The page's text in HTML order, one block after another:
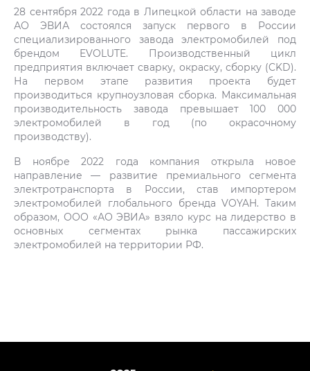
28 сентября 2022 года в Липецкой области на заводе
АО ЭВИА состоялся запуск первого в России
специализированного завода электромобилей под
брендом EVOLUTE. Производственный цикл
предприятия включает сварку, окраску, сборку (CKD).
На первом этапе развития проекта будет
производиться крупноузловая сборка. Максимальная
производительность завода превышает 100 000
электромобилей в год (по окрасочному
производству).
В ноябре 2022 года компания открыла новое
направление — развитие премиального сегмента
электротранспорта в России, став импортером
электромобилей глобального бренда VOYAH. Таким
образом, ООО «АО ЭВИА» взяло курс на лидерство в
основных сегментах рынка пассажирских
электромобилей на территории РФ.